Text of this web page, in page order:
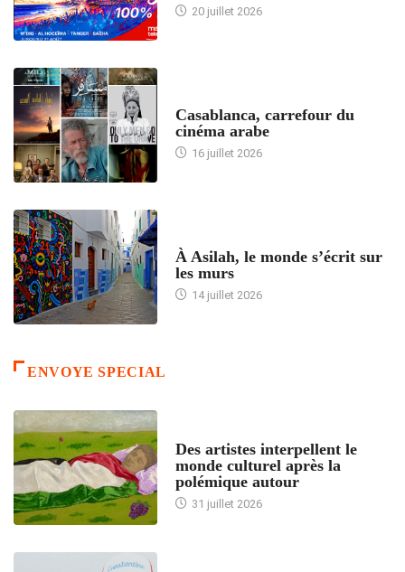
20 juillet 2026
Casablanca, carrefour du
cinéma arabe
16 juillet 2026
À Asilah, le monde s’écrit sur
les murs
14 juillet 2026
ENVOYE SPECIAL
Des artistes interpellent le
monde culturel après la
polémique autour
31 juillet 2026